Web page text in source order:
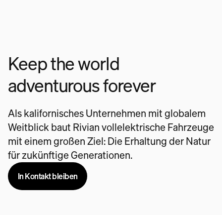
Keep the world
adventurous forever
Als kalifornisches Unternehmen mit globalem
Weitblick baut Rivian vollelektrische Fahrzeuge
mit einem großen Ziel: Die Erhaltung der Natur
für zukünftige Generationen.
In Kontakt bleiben